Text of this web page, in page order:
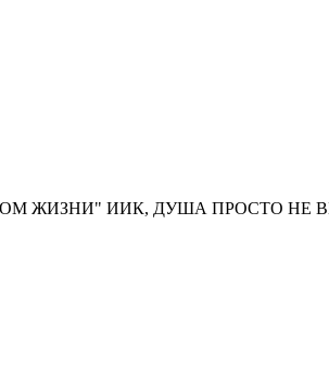
ЖИЗНИ" ИИК, ДУША ПРОСТО НЕ